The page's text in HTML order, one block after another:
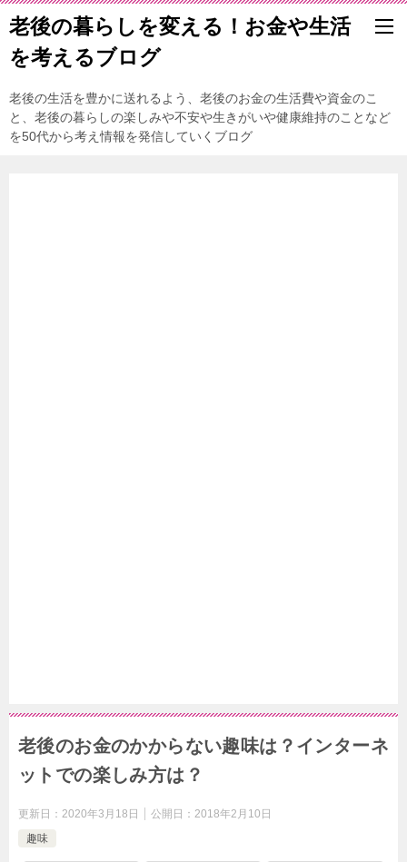
老後の暮らしを変える！お金や生活
を考えるブログ
老後の生活を豊かに送れるよう、老後のお金の生活費や資金のこ
と、老後の暮らしの楽しみや不安や生きがいや健康維持のことなど
を50代から考え情報を発信していくブログ
老後のお金のかからない趣味は？インターネ
ットでの楽しみ方は？
更新日： 2020年3月18日 公開日： 2018年2月10日
趣味